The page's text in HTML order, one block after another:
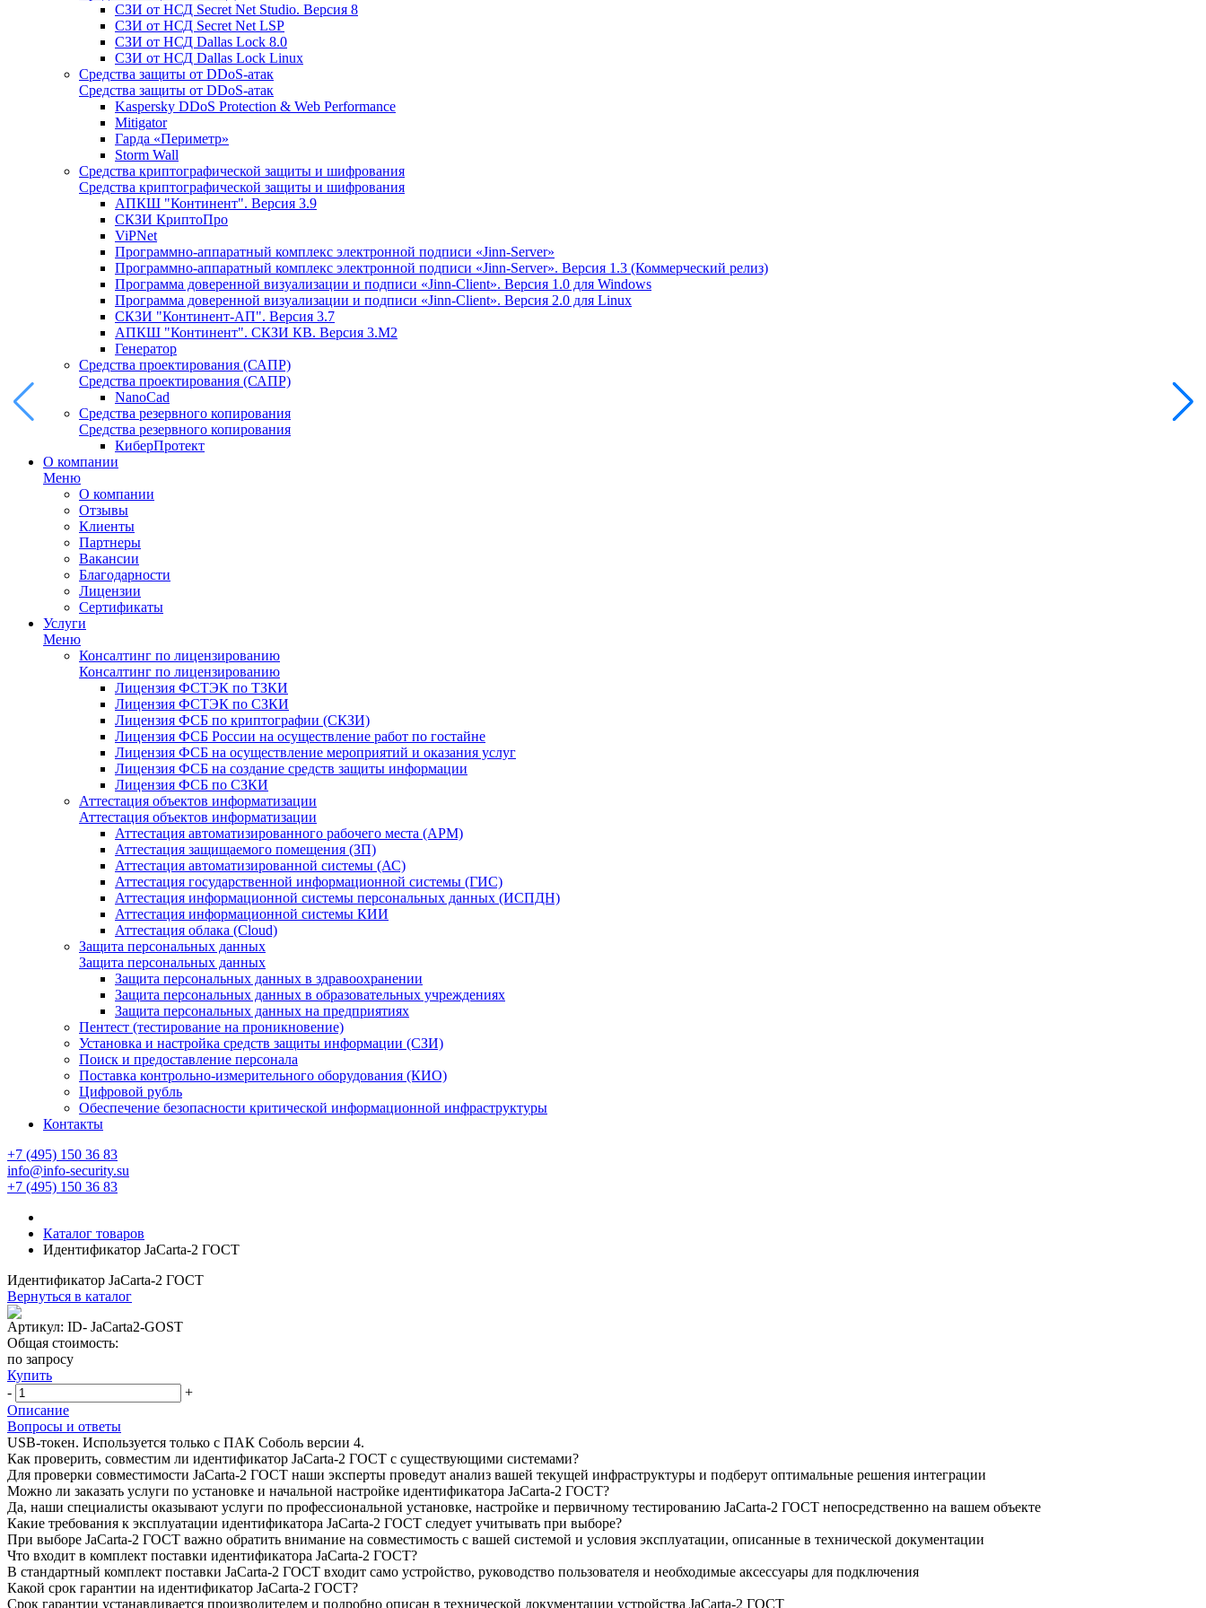
СЗИ от НСД Secret Net Studio. Версия 8
СЗИ от НСД Secret Net LSP
СЗИ от НСД Dallas Lock 8.0
СЗИ от НСД Dallas Lock Linux
Средства защиты от DDoS-атак
Средства защиты от DDoS-атак
Kaspersky DDoS Protection & Web Performance
Mitigator
Гарда «Периметр»
Storm Wall
Средства криптографической защиты и шифрования
Средства криптографической защиты и шифрования
АПКШ "Континент". Версия 3.9
СКЗИ КриптоПро
ViPNet
Программно-аппаратный комплекс электронной подписи «Jinn-Server»
Программно-аппаратный комплекс электронной подписи «Jinn-Server». Версия 1.3 (Коммерческий релиз)
Программа доверенной визуализации и подписи «Jinn-Client». Версия 1.0 для Windows
Программа доверенной визуализации и подписи «Jinn-Client». Версия 2.0 для Linux
СКЗИ "Континент-АП". Версия 3.7
АПКШ "Континент". СКЗИ КВ. Версия 3.М2
Генератор
Средства проектирования (САПР)
Средства проектирования (САПР)
NanoCad
Средства резервного копирования
Средства резервного копирования
КиберПротект
О компании
Меню
О компании
Отзывы
Клиенты
Партнеры
Вакансии
Благодарности
Лицензии
Сертификаты
Услуги
Меню
Консалтинг по лицензированию
Консалтинг по лицензированию
Лицензия ФСТЭК по ТЗКИ
Лицензия ФСТЭК по СЗКИ
Лицензия ФСБ по криптографии (СКЗИ)
Лицензия ФСБ России на осуществление работ по гостайне
Лицензия ФСБ на осуществление мероприятий и оказания услуг
Лицензия ФСБ на создание средств защиты информации
Лицензия ФСБ по СЗКИ
Аттестация объектов информатизации
Аттестация объектов информатизации
Аттестация автоматизированного рабочего места (АРМ)
Аттестация защищаемого помещения (ЗП)
Аттестация автоматизированной системы (АС)
Аттестация государственной информационной системы (ГИС)
Аттестация информационной системы персональных данных (ИСПДН)
Аттестация информационной системы КИИ
Аттестация облака (Cloud)
Защита персональных данных
Защита персональных данных
Защита персональных данных в здравоохранении
Защита персональных данных в образовательных учреждениях
Защита персональных данных на предприятиях
Пентест (тестирование на проникновение)
Установка и настройка средств защиты информации (СЗИ)
Поиск и предоставление персонала
Поставка контрольно-измерительного оборудования (КИО)
Цифровой рубль
Обеспечение безопасности критической информационной инфраструктуры
Контакты
+7 (495) 150 36 83
info@info-security.su
+7 (495) 150 36 83
Каталог товаров
Идентификатор JaCarta-2 ГОСТ
Идентификатор JaCarta-2 ГОСТ
Вернуться в каталог
Артикул: ID- JaCarta2-GOST
Общая стоимость:
по запросу
Купить
-
+
Описание
Вопросы и ответы
USB-токен. Используется только с ПАК Соболь версии 4.
Как проверить, совместим ли идентификатор JaCarta-2 ГОСТ с существующими системами?
Для проверки совместимости JaCarta-2 ГОСТ наши эксперты проведут анализ вашей текущей инфраструктуры и подберут оптимальные решения интеграции
Можно ли заказать услуги по установке и начальной настройке идентификатора JaCarta-2 ГОСТ?
Да, наши специалисты оказывают услуги по профессиональной установке, настройке и первичному тестированию JaCarta-2 ГОСТ непосредственно на вашем объекте
Какие требования к эксплуатации идентификатора JaCarta-2 ГОСТ следует учитывать при выборе?
При выборе JaCarta-2 ГОСТ важно обратить внимание на совместимость с вашей системой и условия эксплуатации, описанные в технической документации
Что входит в комплект поставки идентификатора JaCarta-2 ГОСТ?
В стандартный комплект поставки JaCarta-2 ГОСТ входит само устройство, руководство пользователя и необходимые аксессуары для подключения
Какой срок гарантии на идентификатор JaCarta-2 ГОСТ?
Срок гарантии устанавливается производителем и подробно описан в технической документации устройства JaCarta-2 ГОСТ